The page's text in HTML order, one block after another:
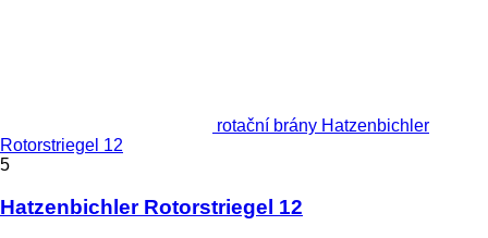
rotační brány Hatzenbichler
Rotorstriegel 12
5
Hatzenbichler Rotorstriegel 12